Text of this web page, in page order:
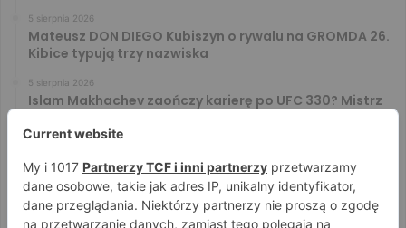
5 sierpnia 2026
Mateusz DON DIEGO Kubiszyn o rywalu na GROMDA 26.
Kibice typują trzy nazwiska
5 sierpnia 2026
Islam Makhachev zaończy karierę po UFC 330? Mistrz
Tańcula nie gryzł się w język. Wymowna sugestia o
zachowaniu Jacka Murańskiego [VIDEO]
4 sierpnia 2026